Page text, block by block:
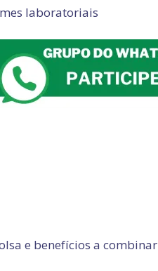
laboratoriais
e benefícios a combinar